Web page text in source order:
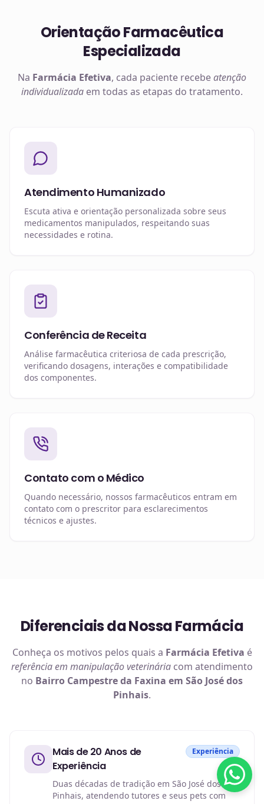
Orientação Farmacêutica
Especializada
Na Farmácia Efetiva, cada paciente recebeatenção
individualizada em todas as etapas do tratamento.
Atendimento Humanizado
Escuta ativa e orientação personalizada sobre seus
medicamentos manipulados, respeitando suas
necessidades e rotina.
Conferência de Receita
Análise farmacêutica criteriosa de cada prescrição,
verificando dosagens, interações e compatibilidade
dos componentes.
Contato com o Médico
Quando necessário, nossos farmacêuticos entram em
contato com o prescritor para esclarecimentos
técnicos e ajustes.
Diferenciais da Nossa Farmácia
Conheça os motivos pelos quais a Farmácia Efetiva é
referência em manipulação veterinária com atendimento
no Bairro Campestre da Faxina em São José dos
Pinhais.
Mais de 20 Anos de
Experiência
Experiência
Duas décadas de tradição em São José dos
Pinhais, atendendo tutores e seus pets com